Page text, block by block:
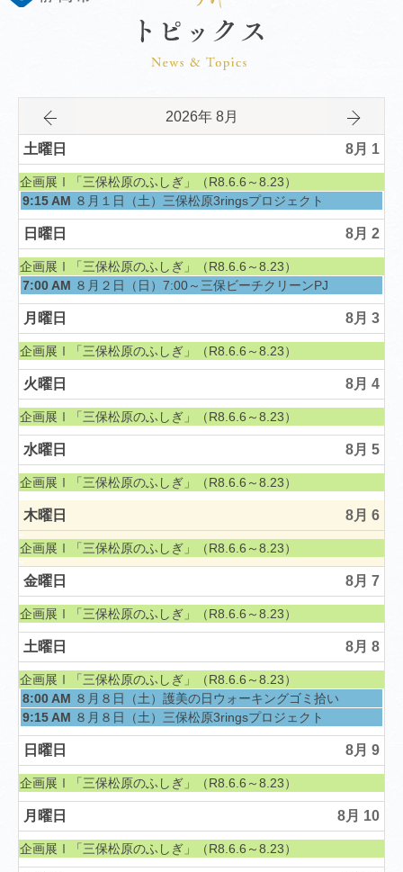
2026年 8月
土曜日 8月 1
土曜日, 6月 6th 2026
企画展Ⅰ「三保松原のふしぎ」（R8.6.6～8.23）
土曜日, 8月 1st 2026
9:15 AM ８月１日（土）三保松原3ringsプロジェクト
日曜日 8月 2
土曜日, 6月 6th 2026
企画展Ⅰ「三保松原のふしぎ」（R8.6.6～8.23）
日曜日, 8月 2nd 2026
7:00 AM ８月２日（日）7:00～三保ビーチクリーンPJ
月曜日 8月 3
土曜日, 6月 6th 2026
企画展Ⅰ「三保松原のふしぎ」（R8.6.6～8.23）
火曜日 8月 4
土曜日, 6月 6th 2026
企画展Ⅰ「三保松原のふしぎ」（R8.6.6～8.23）
水曜日 8月 5
土曜日, 6月 6th 2026
企画展Ⅰ「三保松原のふしぎ」（R8.6.6～8.23）
木曜日 8月 6
土曜日, 6月 6th 2026
企画展Ⅰ「三保松原のふしぎ」（R8.6.6～8.23）
金曜日 8月 7
土曜日, 6月 6th 2026
企画展Ⅰ「三保松原のふしぎ」（R8.6.6～8.23）
土曜日 8月 8
土曜日, 6月 6th 2026
企画展Ⅰ「三保松原のふしぎ」（R8.6.6～8.23）
土曜日, 8月 8th 2026
8:00 AM ８月８日（土）護美の日ウォーキングゴミ拾い
土曜日, 8月 8th 2026
9:15 AM ８月８日（土）三保松原3ringsプロジェクト
日曜日 8月 9
土曜日, 6月 6th 2026
企画展Ⅰ「三保松原のふしぎ」（R8.6.6～8.23）
月曜日 8月 10
土曜日, 6月 6th 2026
企画展Ⅰ「三保松原のふしぎ」（R8.6.6～8.23）